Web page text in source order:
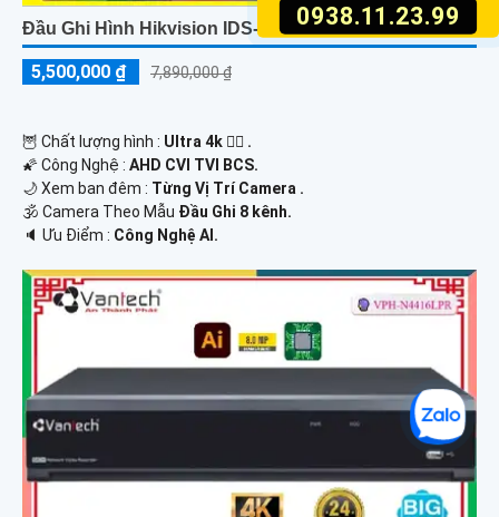
0938.11.23.99
Đầu Ghi Hình Hikvision IDS-7208HUHI-M2/S
5,500,000 ₫ 7,890,000 ₫
🦉 Chất lượng hình : Ultra 4k 👍🏾 .
🌠 Công Nghệ : AHD CVI TVI BCS.
🌙 Xem ban đêm : Từng Vị Trí Camera .
🕉️ Camera Theo Mẫu Đầu Ghi 8 kênh.
️🔈 Ưu Điểm : Công Nghệ AI.